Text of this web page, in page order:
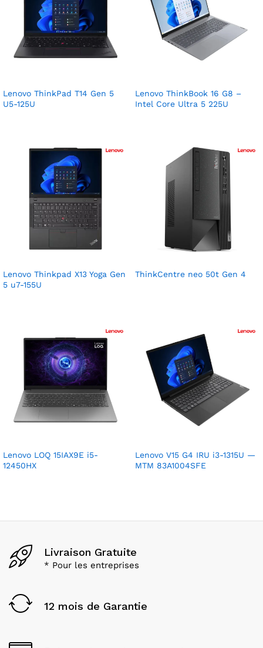
Lenovo ThinkPad T14 Gen 5
U5-125U
Lenovo ThinkBook 16 G8 –
Intel Core Ultra 5 225U
Lenovo Thinkpad X13 Yoga Gen
5 u7-155U
ThinkCentre neo 50t Gen 4
Lenovo LOQ 15IAX9E i5-
12450HX
Lenovo V15 G4 IRU i3-1315U —
MTM 83A1004SFE
Livraison Gratuite
* Pour les entreprises
12 mois de Garantie